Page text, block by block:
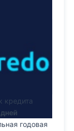
кредита
годовая